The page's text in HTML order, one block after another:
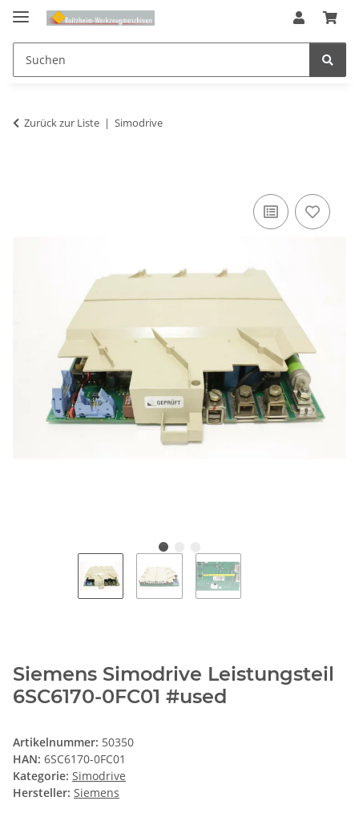
Zurück zur Liste Simodrive
Siemens Simodrive Leistungsteil
6SC6170-0FC01 #used
Artikelnummer: 50350
HAN: 6SC6170-0FC01
Kategorie: Simodrive
Hersteller: Siemens